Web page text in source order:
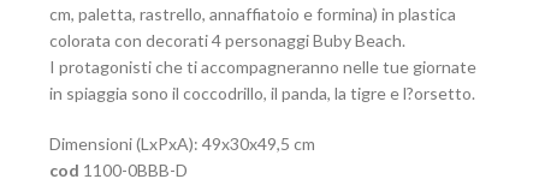
cm, paletta, rastrello, annaffiatoio e formina) in plastica
colorata con decorati 4 personaggi Buby Beach.
I protagonisti che ti accompagneranno nelle tue giornate
in spiaggia sono il coccodrillo, il panda, la tigre e l?orsetto.
Dimensioni (LxPxA): 49x30x49,5 cm
cod 1100-0BBB-D